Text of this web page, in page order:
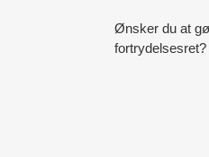
Ønsker du at
fortrydelsesret?